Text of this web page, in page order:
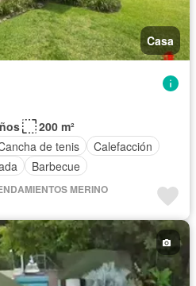
Casa
200 m²
de tenis
Calefacción
Barbecue
MERINO